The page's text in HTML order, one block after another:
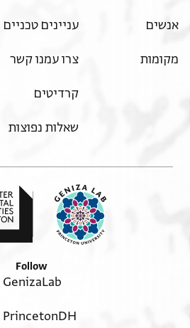
אנשים
מקומות
עניינים טכניים
צרו עמנו קשר
קרדיטים
שאלות נפוצות
Follow
GenizaLab
PrincetonDH